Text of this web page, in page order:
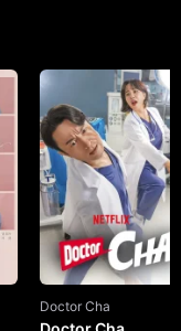
Doctor Cha